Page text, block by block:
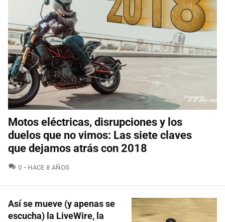
Motos eléctricas, disrupciones y los
duelos que no vimos: Las siete claves
que dejamos atrás con 2018
0 COMENTARIOS
HACE 8 AÑOS
Así se mueve (y apenas se
escucha) la LiveWire, la